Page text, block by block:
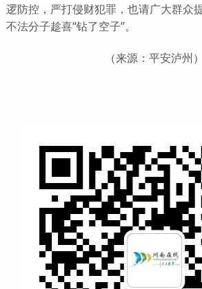
逻防控，严打侵财犯罪，也请广大群众
不法分子趁喜“钻了空子”。
（来源：平安泸州）